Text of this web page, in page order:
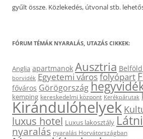
gyűlt össze. Közlekedés, útvonal stb.
FÓRUM TÉMÁK NYARALÁS, UTAZÁS CIKKEK:
Anglia apartmanok Ausztria
borvidék Egyetemi városfolyópart
főváros Görögország
kemping kereskedelmi központ Kerékpárutak
Kirándulóhelyek
luxus hotel Luxus lakosztály
nyaralás nyaralás Horvátországban